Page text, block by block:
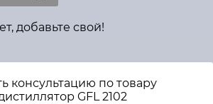
добавьте свой!
консультацию по товару
GFL 2102